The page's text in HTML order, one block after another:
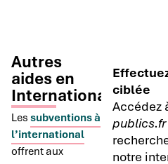
Autres
aides en
International
Les subventions à
l’international
offrent aux
ciblée
Accédez
publics.fr
notre